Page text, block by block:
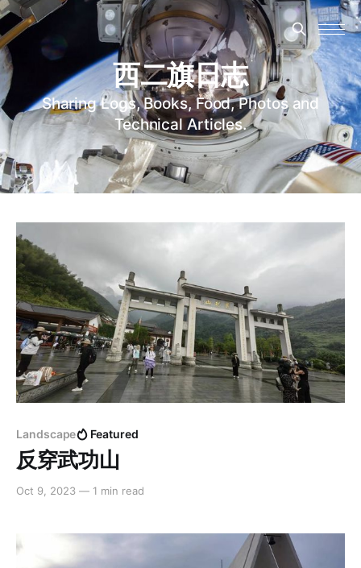
西二旗日志
Sharing Logs, Books, Food, Photos and
Technical Articles.
Landscape Featured
反穿武功山
Oct 9, 2023 — 1 min read